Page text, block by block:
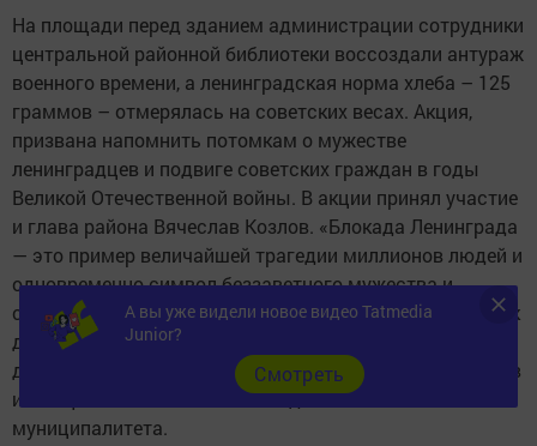
На площади перед зданием администрации сотрудники
центральной районной библиотеки воссоздали антураж
военного времени, а ленинградская норма хлеба – 125
граммов – отмерялась на советских весах. Акция,
призвана напомнить потомкам о мужестве
ленинградцев и подвиге советских граждан в годы
Великой Отечественной войны. В акции принял участие
и глава района Вячеслав Козлов. «Блокада Ленинграда
— это пример величайшей трагедии миллионов людей и
одновременно символ беззаветного мужества и
стойкости. Каждый день блокады вошёл в историю как
доказательство величия человеческого духа, верности
долгу и любви к Родине. Мы гордимся подвигом героев
и обещаем помнить о них всегда.»-сказал глава
муниципалитета.
А вы уже видели новое видео Tatmedia
Junior?
Cмотреть